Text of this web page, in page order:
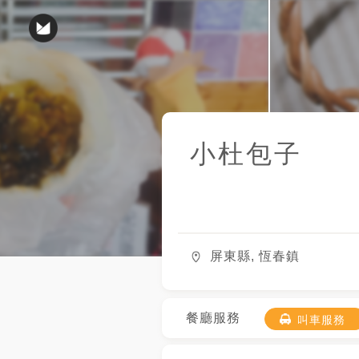
小杜包子
屏東縣, 恆春鎮
餐廳服務 叫車服務